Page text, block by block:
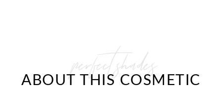
perfect shades
ABOUT THIS COSMETIC